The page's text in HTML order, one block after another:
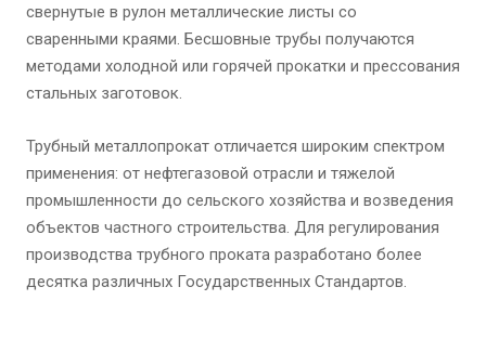
свернутые в рулон металлические листы со
сваренными краями. Бесшовные трубы получаются
методами холодной или горячей прокатки и прессования
стальных заготовок.
Трубный металлопрокат отличается широким спектром
применения: от нефтегазовой отрасли и тяжелой
промышленности до сельского хозяйства и возведения
объектов частного строительства. Для регулирования
производства трубного проката разработано более
десятка различных Государственных Стандартов.